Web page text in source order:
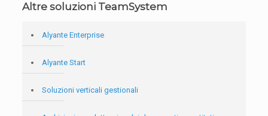
Altre soluzioni TeamSystem
Alyante Enterprise
Alyante Start
Soluzioni verticali gestionali